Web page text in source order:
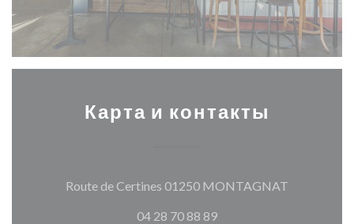
Карта и контакты
Route de Certines 01250 MONTAGNAT
04 28 70 88 89